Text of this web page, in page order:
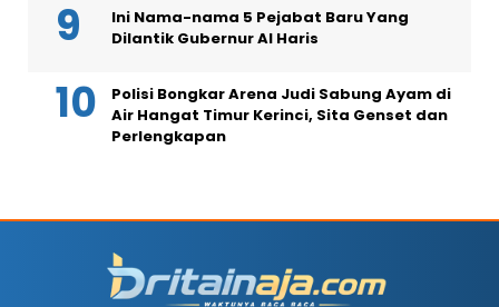
Ini Nama-nama 5 Pejabat Baru Yang
Dilantik Gubernur Al Haris
Polisi Bongkar Arena Judi Sabung Ayam di
Air Hangat Timur Kerinci, Sita Genset dan
Perlengkapan